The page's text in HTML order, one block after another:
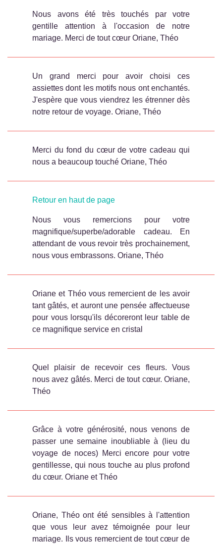
Nous avons été très touchés par votre
gentille attention à l'occasion de notre
mariage. Merci de tout cœur Oriane, Théo
Un grand merci pour avoir choisi ces
assiettes dont les motifs nous ont enchantés.
J'espère que vous viendrez les étrenner dès
notre retour de voyage. Oriane, Théo
Merci du fond du cœur de votre cadeau qui
nous a beaucoup touché Oriane, Théo
Retour en haut de page
Nous vous remercions pour votre
magnifique/superbe/adorable cadeau. En
attendant de vous revoir très prochainement,
nous vous embrassons. Oriane, Théo
Oriane et Théo vous remercient de les avoir
tant gâtés, et auront une pensée affectueuse
pour vous lorsqu'ils décoreront leur table de
ce magnifique service en cristal
Quel plaisir de recevoir ces fleurs. Vous
nous avez gâtés. Merci de tout cœur. Oriane,
Théo
Grâce à votre générosité, nous venons de
passer une semaine inoubliable à (lieu du
voyage de noces) Merci encore pour votre
gentillesse, qui nous touche au plus profond
du cœur. Oriane et Théo
Oriane, Théo ont été sensibles à l'attention
que vous leur avez témoignée pour leur
mariage. Ils vous remercient de tout cœur de